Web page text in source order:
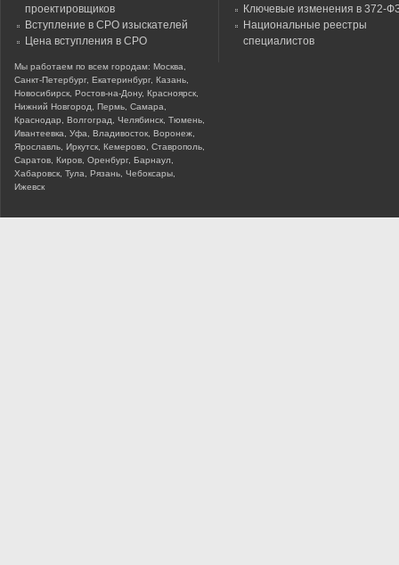
проектировщиков
Вступление в СРО изыскателей
Цена вступления в СРО
Мы работаем по всем городам: Москва,
Санкт-Петербург, Екатеринбург, Казань,
Новосибирск, Ростов-на-Дону, Красноярск,
Нижний Новгород, Пермь, Самара,
Краснодар, Волгоград, Челябинск, Тюмень,
Ивантеевка, Уфа, Владивосток, Воронеж,
Ярославль, Иркутск, Кемерово, Ставрополь,
Саратов, Киров, Оренбург, Барнаул,
Хабаровск, Тула, Рязань, Чебоксары,
Ижевск
Ключевые изменения в 372-
Национальные реестры
специалистов